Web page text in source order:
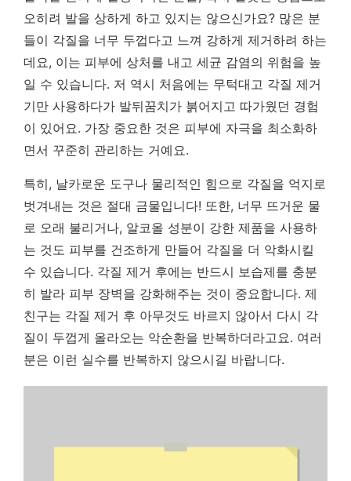
오히려 발을 상하게 하고 있지는 않으신가요? 많은 분
들이 각질을 너무 두껍다고 느껴 강하게 제거하려 하는
데요, 이는 피부에 상처를 내고 세균 감염의 위험을 높
일 수 있습니다. 저 역시 처음에는 무턱대고 각질 제거
기만 사용하다가 발뒤꿈치가 붉어지고 따가웠던 경험
이 있어요. 가장 중요한 것은 피부에 자극을 최소화하
면서 꾸준히 관리하는 거예요.
특히, 날카로운 도구나 물리적인 힘으로 각질을 억지로
벗겨내는 것은 절대 금물입니다! 또한, 너무 뜨거운 물
로 오래 불리거나, 알코올 성분이 강한 제품을 사용하
는 것도 피부를 건조하게 만들어 각질을 더 악화시킬
수 있습니다. 각질 제거 후에는 반드시 보습제를 충분
히 발라 피부 장벽을 강화해주는 것이 중요합니다. 제
친구는 각질 제거 후 아무것도 바르지 않아서 다시 각
질이 두껍게 올라오는 악순환을 반복하더라고요. 여러
분은 이런 실수를 반복하지 않으시길 바랍니다.